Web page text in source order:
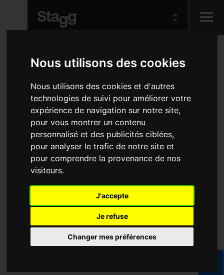
Nous utilisons des cookies
Nous utilisons des cookies et d'autres
technologies de suivi pour améliorer votre
expérience de navigation sur notre site,
pour vous montrer un contenu
personnalisé et des publicités ciblées,
pour analyser le trafic de notre site et
pour comprendre la provenance de nos
visiteurs.
J'accepte
Je refuse
Changer mes préférences
Audio &
Lighting